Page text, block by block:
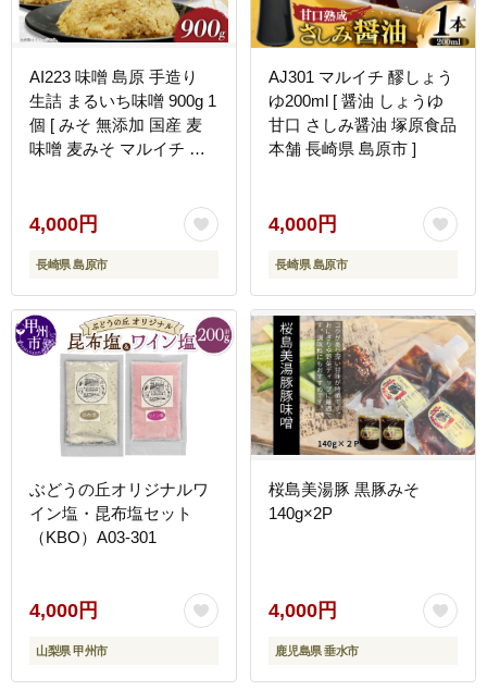
AI223 味噌 島原 手造り
生詰 まるいち味噌 900g 1
個 [ みそ 無添加 国産 麦
味噌 麦みそ マルイチ 塚
4,000円
長崎県 島原市
AJ301 マルイチ 醪しょう
ゆ200ml [ 醤油 しょうゆ
甘口 さしみ醤油 塚原食品
本舗 長崎県 島原市 ]
4,000円
長崎県 島原市
ぶどうの丘オリジナルワ
イン塩・昆布塩セット
（KBO）A03-301
4,000円
山梨県 甲州市
桜島美湯豚 黒豚みそ
140g×2P
4,000円
鹿児島県 垂水市